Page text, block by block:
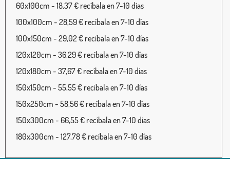
60x100cm - 18,37 € recíbala en 7-10 días
100x100cm - 28,59 € recíbala en 7-10 días
100x150cm - 29,02 € recíbala en 7-10 días
120x120cm - 36,29 € recíbala en 7-10 días
120x180cm - 37,67 € recíbala en 7-10 días
150x150cm - 55,55 € recíbala en 7-10 días
150x250cm - 58,56 € recíbala en 7-10 días
150x300cm - 66,55 € recíbala en 7-10 días
180x300cm - 127,78 € recíbala en 7-10 días